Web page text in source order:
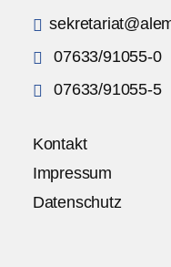
07633/91055-0
07633/91055-5
Kontakt
Impressum
Datenschutz